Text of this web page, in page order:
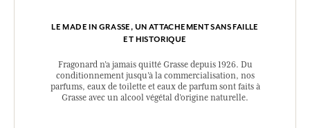
LE MADE IN GRASSE, UN ATTACHEMENT SANS FAILLE
ET HISTORIQUE
Fragonard n’a jamais quitté Grasse depuis 1926. Du
conditionnement jusqu’à la commercialisation, nos
parfums, eaux de toilette et eaux de parfum sont faits à
Grasse avec un alcool végétal d’origine naturelle.